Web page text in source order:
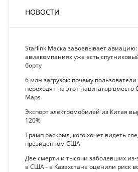
НОВОСТИ
Starlink Маска завоевывает авиацию:
авиакомпаниях уже есть
борту
6 млн загрузок: почему пользователи
переходят на этот навигатор вместо
Maps
Экспорт электромобилей из Китая
120%
Трамп раскрыл, кого хочет видеть
президентом США
Две смерти и тысячи заболевших из-
в США - в Казахстане оценили риск